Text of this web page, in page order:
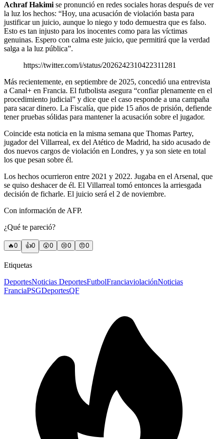
Achraf Hakimi se pronunció en redes sociales horas después de ver
la luz los hechos: “Hoy, una acusación de violación basta para
justificar un juicio, aunque lo niego y todo demuestra que es falso.
Esto es tan injusto para los inocentes como para las víctimas
genuinas. Espero con calma este juicio, que permitirá que la verdad
salga a la luz pública”.
https://twitter.com/i/status/2026242310422311281
Más recientemente, en septiembre de 2025, concedió una entrevista
a Canal+ en Francia. El futbolista asegura “confiar plenamente en el
procedimiento judicial” y dice que el caso responde a una campaña
para sacar dinero. La Fiscalía, que pide 15 años de prisión, defiende
tener pruebas sólidas para mantener la acusación sobre el jugador.
Coincide esta noticia en la misma semana que Thomas Partey,
jugador del Villarreal, ex del Atético de Madrid, ha sido acusado de
dos nuevos cargos de violación en Londres, y ya son siete en total
los que pesan sobre él.
Los hechos ocurrieron entre 2021 y 2022. Jugaba en el Arsenal, que
se quiso deshacer de él. El Villarreal tomó entonces la arriesgada
decisión de ficharle. El juicio será el 2 de noviembre.
Con información de AFP.
¿Qué te pareció?
🔥0 👍0 😲0 😢0 😠0
Etiquetas
DeportesNoticias DeportesFutbolFranciaviolaciónNoticias
FranciaPSGDeportesQF